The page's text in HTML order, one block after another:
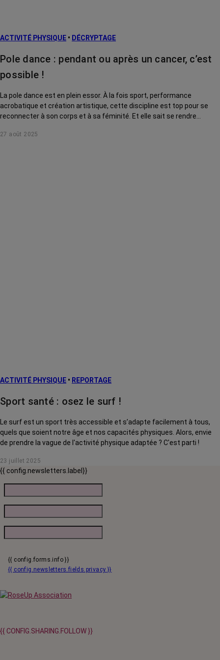
ACTIVITÉ PHYSIQUE • DÉCRYPTAGE
Pole dance : pendant ou après un cancer, c’est
possible !
La pole dance est en plein essor. À la fois sport, performance
acrobatique et création artistique, cette discipline est top pour se
reconnecter à son corps et à sa féminité. Et elle sait se rendre
Démonstration.
27 août 2025
ACTIVITÉ PHYSIQUE • REPORTAGE
Sport santé : osez le surf !
Le surf est un sport très accessible et s’adapte facilement à tous,
quels que soient notre âge et nos capacités physiques. Alors, envie
de prendre la vague de l'activité physique adaptée ? C'est parti !
23 juillet 2025
{{ config.newsletters.label}}
{{ config.forms.info }}
{{ config.newsletters.fields.privacy }}
{{ CONFIG.SHARING.FOLLOW }}